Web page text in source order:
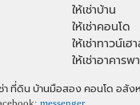
ให้เช่าบ้าน
ให้เช่าคอนโด
ให้เช่าทาวน์เฮ
ให้เช่าอาคาร
ช่า ที่ดิน บ้านมือสอง คอนโด อสั